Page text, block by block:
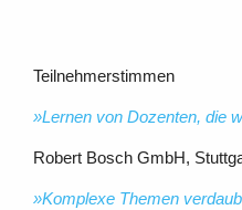
Teilnehmerstimmen
»Lernen von Dozenten, die
Robert Bosch GmbH,
»Komplexe Themen